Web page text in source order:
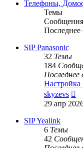
Телефоны,
Темы
Сообщения
SIP Panasonic
32 Темы
184
Последнее
skyzevs
к
29 апр
SIP Yealink
6 Темы
42